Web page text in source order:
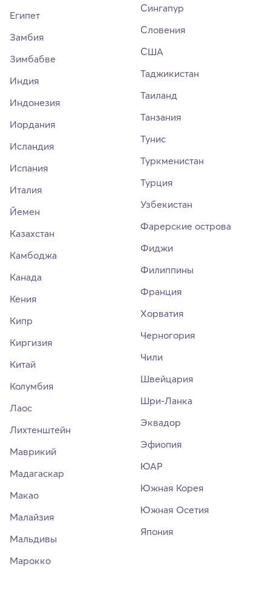
Египет
Замбия
Зимбабве
Индия
Индонезия
Иордания
Исландия
Испания
Италия
Йемен
Казахстан
Камбоджа
Канада
Кения
Кипр
Киргизия
Китай
Колумбия
Лаос
Лихтенштейн
Маврикий
Мадагаскар
Макао
Малайзия
Мальдивы
Марокко
Сингапур
Словения
США
Таджикистан
Таиланд
Танзания
Тунис
Туркменистан
Турция
Узбекистан
Фарерские острова
Фиджи
Филиппины
Франция
Хорватия
Черногория
Чили
Швейцария
Шри-Ланка
Эквадор
Эфиопия
ЮАР
Южная Корея
Южная Осетия
Япония